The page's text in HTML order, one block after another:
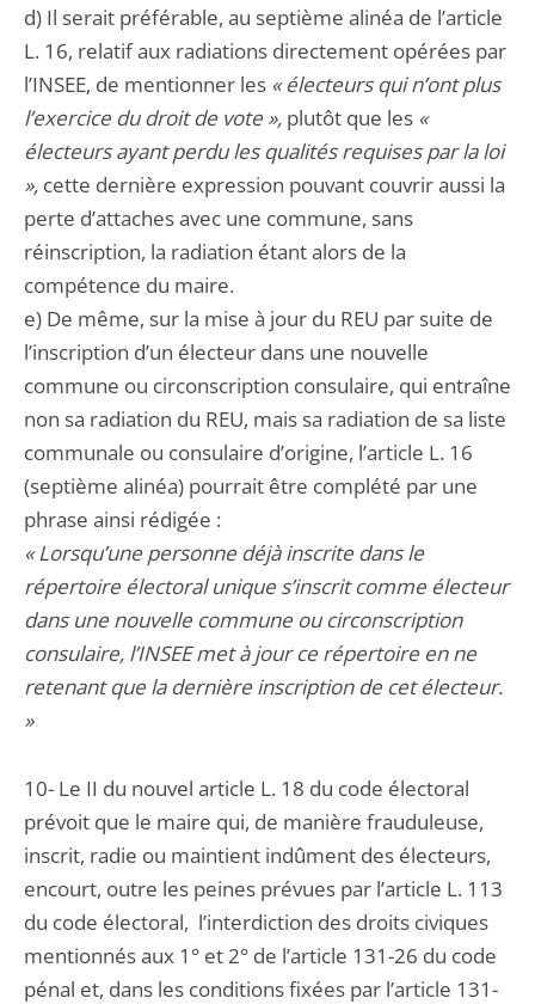
d) Il serait préférable, au septième alinéa de l’article
L. 16, relatif aux radiations directement opérées par
l’INSEE, de mentionner les « électeurs qui n’ont plus
l’exercice du droit de vote », plutôt que les «
électeurs ayant perdu les qualités requises par la loi
», cette dernière expression pouvant couvrir aussi la
perte d’attaches avec une commune, sans
réinscription, la radiation étant alors de la
compétence du maire.
e) De même, sur la mise à jour du REU par suite de
l’inscription d’un électeur dans une nouvelle
commune ou circonscription consulaire, qui entraîne
non sa radiation du REU, mais sa radiation de sa liste
communale ou consulaire d’origine, l’article L. 16
(septième alinéa) pourrait être complété par une
phrase ainsi rédigée :
« Lorsqu’une personne déjà inscrite dans le
répertoire électoral unique s’inscrit comme électeur
dans une nouvelle commune ou circonscription
consulaire, l’INSEE met à jour ce répertoire en ne
retenant que la dernière inscription de cet électeur.
»
10- Le II du nouvel article L. 18 du code électoral
prévoit que le maire qui, de manière frauduleuse,
inscrit, radie ou maintient indûment des électeurs,
encourt, outre les peines prévues par l’article L. 113
du code électoral, l’interdiction des droits civiques
mentionnés aux 1° et 2° de l’article 131-26 du code
pénal et, dans les conditions fixées par l’article 131-